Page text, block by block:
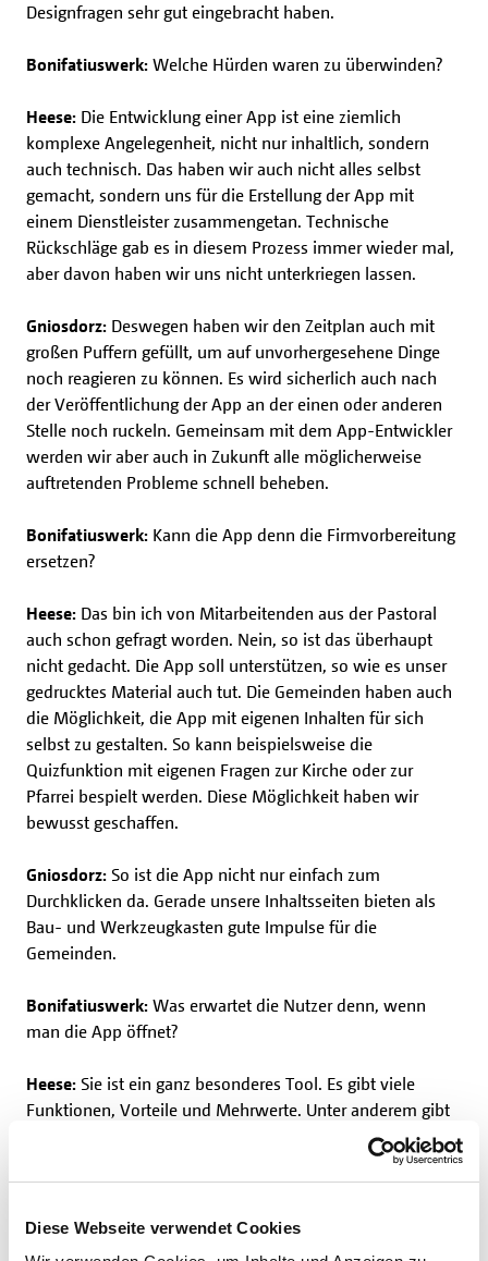
Diese Webseite verwendet Cookies
Designfragen sehr gut eingebracht haben.
Bonifatiuswerk: Welche Hürden waren zu überwinden?
Heese: Die Entwicklung einer App ist eine ziemlich
komplexe Angelegenheit, nicht nur inhaltlich, sondern
auch technisch. Das haben wir auch nicht alles selbst
gemacht, sondern uns für die Erstellung der App mit
einem Dienstleister zusammengetan. Technische
Rückschläge gab es in diesem Prozess immer wieder mal,
aber davon haben wir uns nicht unterkriegen lassen.
Gniosdorz: Deswegen haben wir den Zeitplan auch mit
großen Puffern gefüllt, um auf unvorhergesehene Dinge
noch reagieren zu können. Es wird sicherlich auch nach
der Veröffentlichung der App an der einen oder anderen
Stelle noch ruckeln. Gemeinsam mit dem App-Entwickler
werden wir aber auch in Zukunft alle möglicherweise
auftretenden Probleme schnell beheben.
Bonifatiuswerk: Kann die App denn die Firmvorbereitung
ersetzen?
Heese: Das bin ich von Mitarbeitenden aus der Pastoral
auch schon gefragt worden. Nein, so ist das überhaupt
nicht gedacht. Die App soll unterstützen, so wie es unser
gedrucktes Material auch tut. Die Gemeinden haben auch
die Möglichkeit, die App mit eigenen Inhalten für sich
selbst zu gestalten. So kann beispielsweise die
Quizfunktion mit eigenen Fragen zur Kirche oder zur
Pfarrei bespielt werden. Diese Möglichkeit haben wir
bewusst geschaffen.
Gniosdorz: So ist die App nicht nur einfach zum
Durchklicken da. Gerade unsere Inhaltsseiten bieten als
Bau- und Werkzeugkasten gute Impulse für die
Gemeinden.
Bonifatiuswerk: Was erwartet die Nutzer denn, wenn
man die App öffnet?
Heese: Sie ist ein ganz besonderes Tool. Es gibt viele
Funktionen, Vorteile und Mehrwerte. Unter anderem gibt
es eine Termin-Verwaltung oder eine Kalender-Funktion,
die die Firmbewerber per Push-Nachricht an die
jeweiligen Termine im Rahmen der Vorbereitung erinnert.
Doodle-Umfragen laufen. Aber auch inhaltlich gibt es in